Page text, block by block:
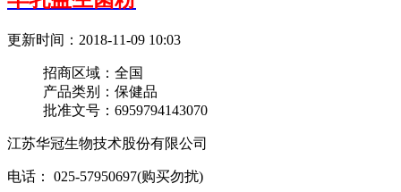
更新时间：2018-11-09 10:03
招商区域： 全国
产品类别： 保健品
批准文号： 6959794143070
江苏华冠生物技术股份有限公司
电话： 025-57950697(购买勿扰)